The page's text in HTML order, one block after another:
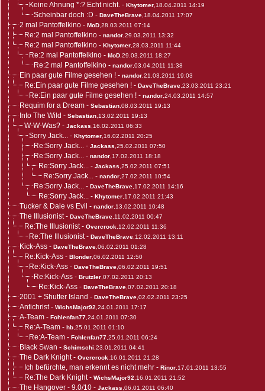
Keine Ahnung *:? Echt nicht. - Khytomer ,18.04.2011 14:19
Scheinbar doch :D - DaveTheBrave ,18.04.2011 17:07
2 mal Pantoffelkino - MoD ,28.03.2011 07:14
Re:2 mal Pantoffelkino - nandor ,29.03.2011 13:32
Re:2 mal Pantoffelkino - Khytomer ,28.03.2011 11:44
Re:2 mal Pantoffelkino - MoD ,29.03.2011 18:27
Re:2 mal Pantoffelkino - nandor ,03.04.2011 11:38
Ein paar gute Filme gesehen ! - nandor ,21.03.2011 19:03
Re:Ein paar gute Filme gesehen ! - DaveTheBrave ,23.03.2011 23:21
Re:Ein paar gute Filme gesehen ! - nandor ,24.03.2011 14:57
Requim for a Dream - Sebastian ,08.03.2011 19:13
Into The Wild - Sebastian ,13.02.2011 19:13
W-W-Was? - Jackass ,16.02.2011 06:33
Sorry Jack... - Khytomer ,16.02.2011 20:25
Re:Sorry Jack... - Jackass ,25.02.2011 07:50
Re:Sorry Jack... - nandor ,17.02.2011 18:18
Re:Sorry Jack... - Jackass ,25.02.2011 07:51
Re:Sorry Jack... - nandor ,27.02.2011 10:54
Re:Sorry Jack... - DaveTheBrave ,17.02.2011 14:16
Re:Sorry Jack... - Khytomer ,17.02.2011 21:43
Tucker & Dale vs Evil - nandor ,13.02.2011 10:48
The Illusionist- DaveTheBrave ,11.02.2011 00:47
Re:The Illusionist- Overcrook ,12.02.2011 11:36
Re:The Illusionist- DaveTheBrave ,12.02.2011 13:11
Kick-Ass - DaveTheBrave ,06.02.2011 01:28
Re:Kick-Ass - Blonder ,06.02.2011 12:50
Re:Kick-Ass - DaveTheBrave ,06.02.2011 19:51
Re:Kick-Ass - Brutzler ,07.02.2011 20:13
Re:Kick-Ass - DaveTheBrave ,07.02.2011 20:18
2001 + Shutter Island - DaveTheBrave ,02.02.2011 23:25
Antichrist- WichsMajor92 ,24.01.2011 17:17
A-Team - Fohlenfan77 ,24.01.2011 07:30
Re:A-Team - hb ,25.01.2011 01:10
Re:A-Team - Fohlenfan77 ,25.01.2011 06:24
Black Swan - Schimschi ,23.01.2011 04:41
The Dark Knight- Overcrook ,16.01.2011 21:28
Ich befürchte, man erkennt es nicht mehr - Rinor ,17.01.2011 13:55
Re:The Dark Knight- WichsMajor92 ,16.01.2011 21:52
The Hangover - 9.0/10 - Jackass ,06.01.2011 06:40